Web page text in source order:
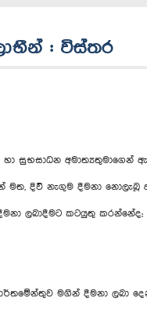
: විස්තර
සුභසාධන අමාත්‍යතුමාගෙන්
දිවි නැගුම දීමනා නොලැබූ
ලබාදීමට කටයුතු කරන්නේද;
මගින් දීමනා ලබා